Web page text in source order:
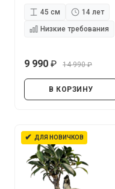
45 см
14 лет
Низкие требования
9 990
14 990
В КОРЗИНУ
✔ ДЛЯ НОВИЧКОВ